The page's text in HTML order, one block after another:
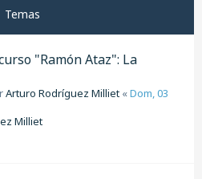
Temas
"Ramón Ataz": La
Arturo Rodríguez Milliet «Dom, 03
Milliet